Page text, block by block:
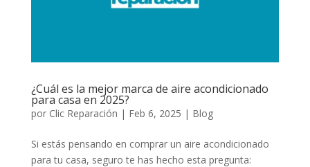
¿Cuál es la mejor marca de aire acondicionado
para casa en 2025?
por Clic Reparación | Feb 6, 2025 | Blog
Si estás pensando en comprar un aire acondicionado
para tu casa, seguro te has hecho esta pregunta: